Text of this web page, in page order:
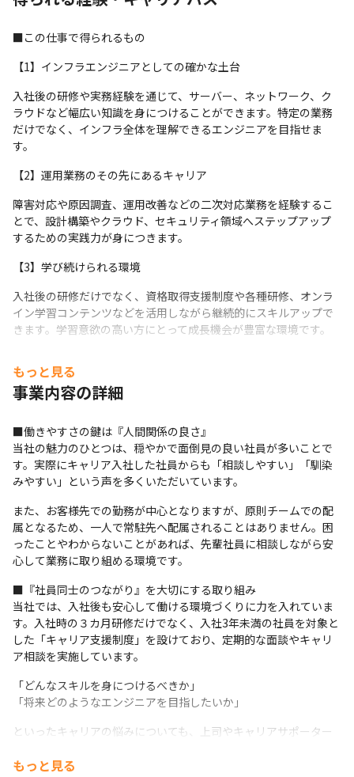
■この仕事で得られるもの
【1】インフラエンジニアとしての確かな土台
入社後の研修や実務経験を通じて、サーバー、ネットワーク、ク
ラウドなど幅広い知識を身につけることができます。特定の業務
だけでなく、インフラ全体を理解できるエンジニアを目指せま
す。
【2】運用業務のその先にあるキャリア
障害対応や原因調査、運用改善などの二次対応業務を経験するこ
とで、設計構築やクラウド、セキュリティ領域へステップアップ
するための実践力が身につきます。
【3】学び続けられる環境
入社後の研修だけでなく、資格取得支援制度や各種研修、オンラ
イン学習コンテンツなどを活用しながら継続的にスキルアップで
きます。学習意欲の高い方にとって成長機会が豊富な環境です。
入社後の研修やキャリア支援制度を通じて、同期や先輩社員との
つながりを築くことができます。客先常駐中心の働き方でも、一
【5】将来の選択肢の広がり
運用保守だけでなく、設計構築、クラウド、セキュリティ、プロ
す。市場価値の高いインフラエンジニアとして成長していくこと
ができます。
もっと見る
事業内容の詳細
■働きやすさの鍵は『人間関係の良さ』
当社の魅力のひとつは、穏やかで面倒見の良い社員が多いことで
す。実際にキャリア入社した社員からも「相談しやすい」「馴染
みやすい」という声を多くいただいています。
また、お客様先での勤務が中心となりますが、原則チームでの配
属となるため、一人で常駐先へ配属されることはありません。困
ったことやわからないことがあれば、先輩社員に相談しながら安
心して業務に取り組める環境です。
■『社員同士のつながり』を大切にする取り組み
当社では、入社後も安心して働ける環境づくりに力を入れていま
す。入社時の３カ月研修だけでなく、入社3年未満の社員を対象と
した「キャリア支援制度」を設けており、定期的な面談やキャリ
ア相談を実施しています。
「どんなスキルを身につけるべきか」
「将来どのようなエンジニアを目指したいか」
といったキャリアの悩みについても、上司やキャリアサポーター
つながりや成長支援を大切にしています。
もっと見る